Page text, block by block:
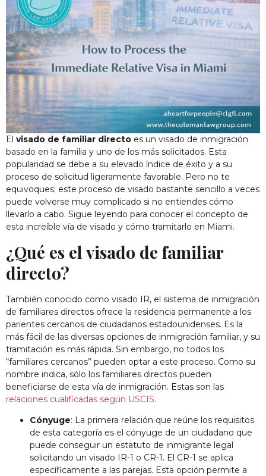
El visado de familiar directo es un visado de inmigración
basado en la familia y uno de los más solicitados. Esta
popularidad se debe a su elevado índice de éxito y a su
proceso de solicitud ligeramente favorable. Pero no te
equivoques; este proceso de visado bastante sencillo a veces
puede volverse muy complicado si no entiendes cómo
llevarlo a cabo. Sigue leyendo para conocer el concepto de
esta increíble vía de visado y cómo tramitarlo en Miami.
¿Qué es el visado de familiar
directo?
También conocido como visado IR, el sistema de inmigración
de familiares directos ofrece la residencia permanente a los
parientes cercanos de ciudadanos estadounidenses. Es la
más fácil de las diversas opciones de inmigración familiar, y su
tramitación es más rápida. Sin embargo, no todos los
“familiares cercanos” pueden optar a este proceso. Como su
nombre indica, sólo los familiares directos pueden
beneficiarse de esta vía de inmigración. Estas son las
relaciones cualificadas según USCIS.
Cónyuge: La primera relación que reúne los requisitos
de esta categoría es el cónyuge de un ciudadano que
puede conseguir un estatuto de inmigrante legal
solicitando un visado IR-1 o CR-1. El CR-1 se aplica
específicamente a las parejas. Esta opción permite a